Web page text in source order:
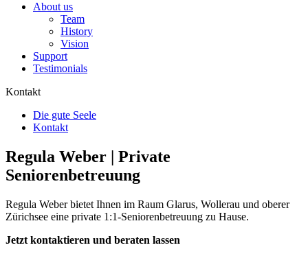
About us
Team
History
Vision
Support
Testimonials
Kontakt
Die gute Seele
Kontakt
Regula Weber | Private
Seniorenbetreuung
Regula Weber bietet Ihnen im Raum Glarus, Wollerau und oberer
Zürichsee eine private 1:1-Seniorenbetreuung zu Hause.
Jetzt kontaktieren und beraten lassen